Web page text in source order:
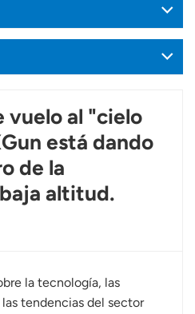
vuelo al "cielo
está dando
de la
altitud.
la tecnología, las
tendencias del sector